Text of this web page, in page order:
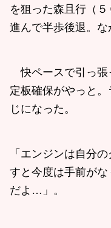
を狙った森且行（
進んで半歩後退。な
快ペースで引っ張
定板確保がやっと
じになった。
「エンジンは自分
すと今度は手前が
だよ…」。